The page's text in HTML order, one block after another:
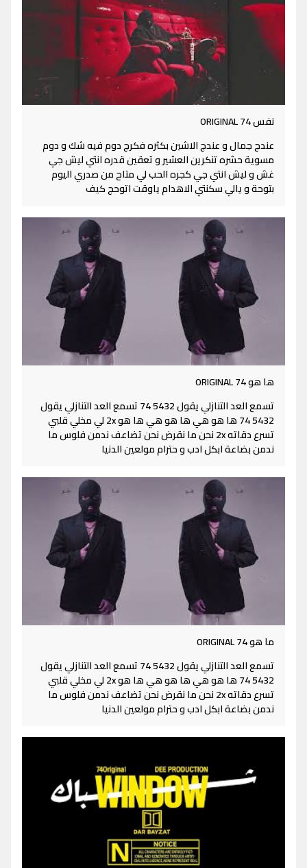
نفس ORIGINAL 74
عندج جمال و عندج الاشين بكثره فكرج دوم فيه شك و دوم
مسوية حشره تنكرين العشير و تعقين قدره انتي ليش جي
غش و ليش انتي جي كجره الحب لي متاح من صدري اليوم
بتوحة و يالي سكنتي الاهدام ياوقت اتوحج كيف
ها هو ORIGINAL 74
تسمع العد التنازلي يقول 5432 74 تسمع العد التنازلي يقول
5432 74 ها هو هي ها هو هي ها هو 2x لي مخلي قلبي
تسرع دقاته 2x نحن ما نقرض نحن تضاعف ندمن فلوس ما
ندمن بضاعة ابكل ادب و حترام مولعين الدنيا
ما هو ORIGINAL 74
تسمع العد التنازلي يقول 5432 74 تسمع العد التنازلي يقول
5432 74 ها هو هي ها هو هي ها هو 2x لي مخلي قلبي
تسرع دقاته 2x نحن ما نقرض نحن تضاعف ندمن فلوس ما
ندمن بضاعة ابكل ادب و حترام مولعين الدنيا